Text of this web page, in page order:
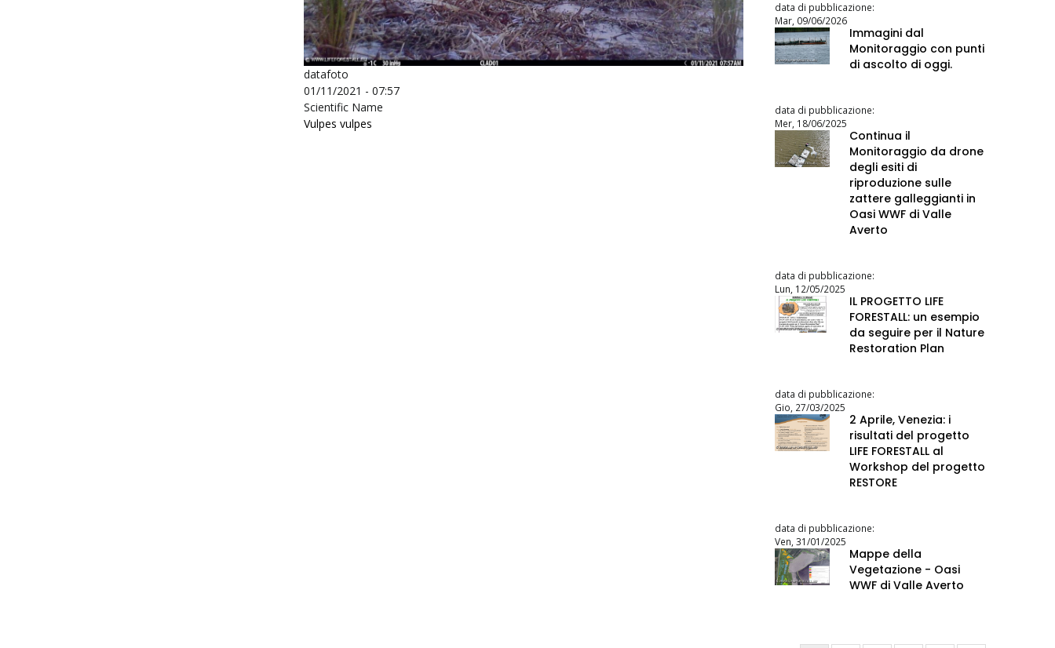
datafoto
01/11/2021 - 07:57
Scientific Name
Vulpes vulpes
data di pubblicazione:
Mar, 09/06/2026
Immagini dal
Monitoraggio con punti
di ascolto di oggi.
data di pubblicazione:
Mer, 18/06/2025
Continua il
Monitoraggio da drone
degli esiti di
riproduzione sulle
zattere galleggianti in
Oasi WWF di Valle
Averto
data di pubblicazione:
Lun, 12/05/2025
IL PROGETTO LIFE
FORESTALL: un esempio
da seguire per il Nature
Restoration Plan
data di pubblicazione:
Gio, 27/03/2025
2 Aprile, Venezia: i
risultati del progetto
LIFE FORESTALL al
Workshop del progetto
RESTORE
data di pubblicazione:
Ven, 31/01/2025
Mappe della
Vegetazione - Oasi
WWF di Valle Averto